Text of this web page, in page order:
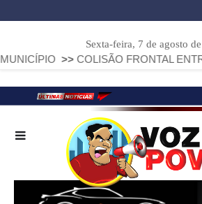
Sexta-feira, 7 de agosto
>> COLISÃO FRONTAL ENTRE DUAS